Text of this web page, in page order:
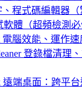
程式碼編輯器（
體（超頻檢測必
電腦效能、運作
登錄檔清理
遠端桌面：跨平